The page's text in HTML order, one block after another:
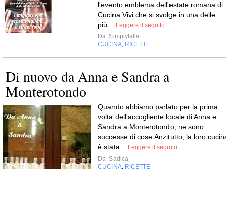
l'evento emblema dell'estate romana di
Cucina Vivi che si svolge in una delle
più...
Leggere il seguito
Da Simplylalla
CUCINA RICETTE
Di nuovo da Anna e Sandra a
Monterotondo
Quando abbiamo parlato per la prima
volta dell'accogliente locale di Anna e
Sandra a Monterotondo, ne sono
successe di cose.Anzitutto, la loro
è stata...
Leggere il seguito
Da Sadica
CUCINA RICETTE